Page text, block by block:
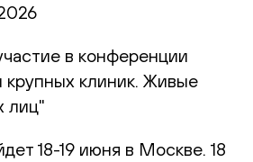
в конференции
крупных клиник. Живые
лиц"
18-19 июня в Москве. 18